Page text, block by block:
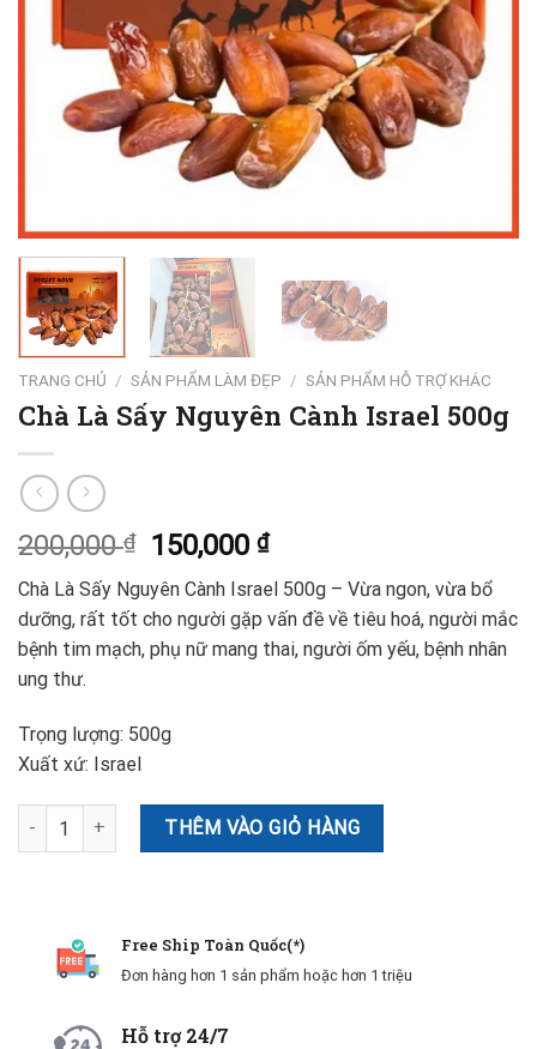
TRANG CHỦ / SẢN PHẨM LÀM ĐẸP / SẢN PHẨM HỖ TRỢ KHÁC
Chà Là Sấy Nguyên Cành Israel 500g
200,000₫ 150,000₫
Chà Là Sấy Nguyên Cành Israel 500g – Vừa ngon, vừa bổ
dưỡng, rất tốt cho người gặp vấn đề về tiêu hoá, người mắc
bệnh tim mạch, phụ nữ mang thai, người ốm yếu, bệnh nhân
ung thư.
Trọng lượng: 500g
Xuất xứ: Israel
Chà Là Sấy Nguyên Cành Israel 500g số lượng
THÊM VÀO GIỎ HÀNG
Free Ship Toàn Quốc(*)
Đơn hàng hơn 1 sản phẩm hoặc hơn 1 triệu
Hỗ trợ 24/7